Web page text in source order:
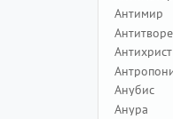
Антимир
Антихрист
Анубис
Анура